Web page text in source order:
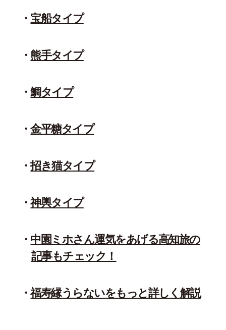
宝船タイプ
熊手タイプ
鯛タイプ
金平糖タイプ
招き猫タイプ
神輿タイプ
中園ミホさん運気をあげる高知旅の
記事もチェック！
福寿縁うらないをもっと詳しく解説